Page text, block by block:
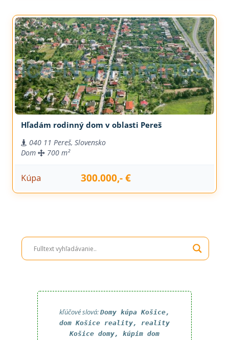
Hľadám rodinný dom v oblasti Pereš
040 11 Pereš, Slovensko
Dom
700 m²
Kúpa 300.000,- €
kľúčové slová: Domy kúpa Košice,
dom Košice reality, reality
Košice domy, kúpim dom